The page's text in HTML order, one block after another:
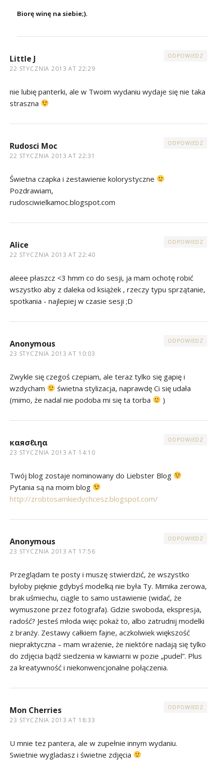
Biorę winę na siebie;).
Little J
22 STYCZNIA 2013 AT 22:29
ODPOWIEDZ
nie lubię panterki, ale w Twoim wydaniu wydaje się nie taka
straszna
Rudosci Moc
22 STYCZNIA 2013 AT 22:31
ODPOWIEDZ
Świetna czapka i zestawienie kolorystyczne
Pozdrawiam,
rudosciwielkamoc.blogspot.com
Alice
22 STYCZNIA 2013 AT 22:40
ODPOWIEDZ
aleee płaszcz <3 hmm co do sesji, ja mam ochotę robić
wszystko aby z daleka od książek , rzeczy typu sprzątanie,
spotkania - najlepiej w czasie sesji ;D
Anonymous
23 STYCZNIA 2013 AT 10:03
ODPOWIEDZ
Zwykle się czegoś czepiam, ale teraz tylko się gapię i
wzdycham
świetna stylizacja, naprawdę Ci się udała
(mimo, że nadal nie podoba mi się ta torba
)
кαяσℓιηα
23 STYCZNIA 2013 AT 14:10
ODPOWIEDZ
Twój blog zostaje nominowany do Liebster Blog
Pytania są na moim blog
http://zrobtosamkiedychcesz.blogspot.com/
Anonymous
23 STYCZNIA 2013 AT 17:56
ODPOWIEDZ
Przeglądam te posty i muszę stwierdzić, że wszystko
byłoby pięknie gdybyś modelką nie była Ty. Mimika zerowa,
brak uśmiechu, ciągle to samo ustawienie (widać, że
wymuszone przez fotografa). Gdzie swoboda, ekspresja,
radość? Jesteś młoda więc pokaż to, albo zatrudnij modelki
z branży. Zestawy całkiem fajne, aczkolwiek większość
niepraktyczna – mam wrażenie, że niektóre nadają się tylko
do zdjęcia bądź siedzenia w kawiarni w pozie „pudel”. Plus
za kreatywność i niekonwencjonalne połączenia.
Mon Cherries
23 STYCZNIA 2013 AT 18:33
ODPOWIEDZ
U mnie tez pantera, ale w zupełnie innym wydaniu.
Swietnie wygladasz i świetne zdjęcia